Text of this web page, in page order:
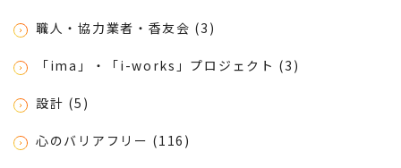
職人・協力業者・香友会 (3)
「ima」・「i-works」プロジェクト (3)
設計 (5)
心のバリアフリー (116)